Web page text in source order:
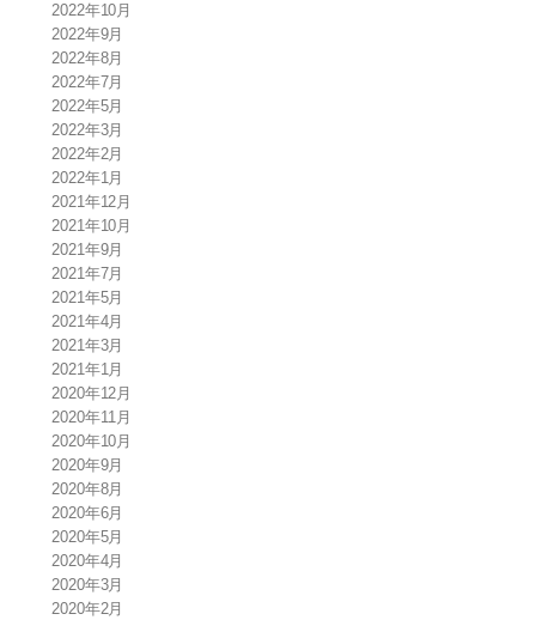
2022年10月
2022年9月
2022年8月
2022年7月
2022年5月
2022年3月
2022年2月
2022年1月
2021年12月
2021年10月
2021年9月
2021年7月
2021年5月
2021年4月
2021年3月
2021年1月
2020年12月
2020年11月
2020年10月
2020年9月
2020年8月
2020年6月
2020年5月
2020年4月
2020年3月
2020年2月